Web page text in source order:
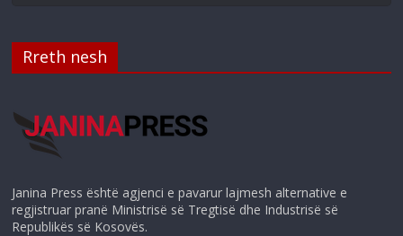
Rreth nesh
Janina Press është agjenci e pavarur lajmesh alternative e
regjistruar pranë Ministrisë së Tregtisë dhe Industrisë së
Republikës së Kosovës.